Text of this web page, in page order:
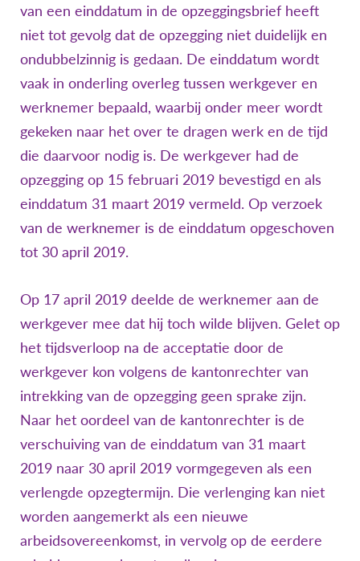
van een einddatum in de opzeggingsbrief heeft
niet tot gevolg dat de opzegging niet duidelijk en
ondubbelzinnig is gedaan. De einddatum wordt
vaak in onderling overleg tussen werkgever en
werknemer bepaald, waarbij onder meer wordt
gekeken naar het over te dragen werk en de tijd
die daarvoor nodig is. De werkgever had de
opzegging op 15 februari 2019 bevestigd en als
einddatum 31 maart 2019 vermeld. Op verzoek
van de werknemer is de einddatum opgeschoven
tot 30 april 2019.
Op 17 april 2019 deelde de werknemer aan de
werkgever mee dat hij toch wilde blijven. Gelet op
het tijdsverloop na de acceptatie door de
werkgever kon volgens de kantonrechter van
intrekking van de opzegging geen sprake zijn.
Naar het oordeel van de kantonrechter is de
verschuiving van de einddatum van 31 maart
2019 naar 30 april 2019 vormgegeven als een
verlengde opzegtermijn. Die verlenging kan niet
worden aangemerkt als een nieuwe
arbeidsovereenkomst, in vervolg op de eerdere